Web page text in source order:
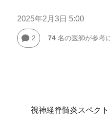
2025年2月3日 5:00
2 74名の医師が参考
視神経脊髄炎スペク